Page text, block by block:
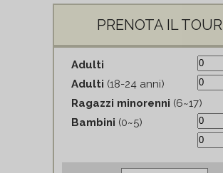
PRENOTA IL TOUR
Adulti
Adulti (18-24 anni)
Ragazzi minorenni (6~17)
Bambini (0~5)